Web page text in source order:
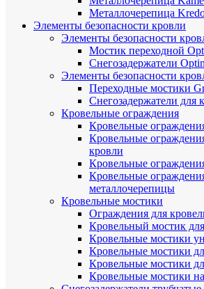
Металлочерепица
Элементы безопасности кровли
Элементы безопасности
Мостик переходной
Снегозадержатели
Элементы безопасности
Переходные мостики
Снегозадержатели
Кровельные ограждения
Кровельные
Кровельные
кровли
Кровельные
Кровельные
металлочерепицы
Кровельные мостики
Ограждения для
Кровельный мостик
Кровельные мостики
Кровельные мостики
Кровельные мостики
Кровельные мостики